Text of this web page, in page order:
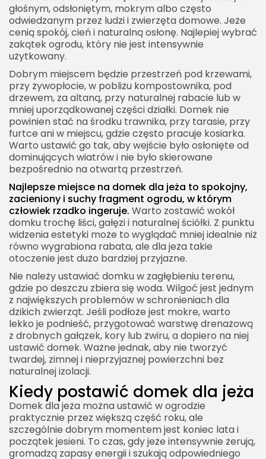
głośnym, odsłoniętym, mokrym albo często
odwiedzanym przez ludzi i zwierzęta domowe. Jeże
cenią spokój, cień i naturalną osłonę. Najlepiej wybrać
zakątek ogrodu, który nie jest intensywnie
użytkowany.
Dobrym miejscem będzie przestrzeń pod krzewami,
przy żywopłocie, w pobliżu kompostownika, pod
drzewem, za altaną, przy naturalnej rabacie lub w
mniej uporządkowanej części działki. Domek nie
powinien stać na środku trawnika, przy tarasie, przy
furtce ani w miejscu, gdzie często pracuje kosiarka.
Warto ustawić go tak, aby wejście było osłonięte od
dominujących wiatrów i nie było skierowane
bezpośrednio na otwartą przestrzeń.
Najlepsze miejsce na domek dla jeża to spokojny,
zacieniony i suchy fragment ogrodu, w którym
człowiek rzadko ingeruje. Warto zostawić wokół
domku trochę liści, gałęzi i naturalnej ściółki. Z punktu
widzenia estetyki może to wyglądać mniej idealnie niż
równo wygrabiona rabata, ale dla jeża takie
otoczenie jest dużo bardziej przyjazne.
Nie należy ustawiać domku w zagłębieniu terenu,
gdzie po deszczu zbiera się woda. Wilgoć jest jednym
z największych problemów w schronieniach dla
dzikich zwierząt. Jeśli podłoże jest mokre, warto
lekko je podnieść, przygotować warstwę drenażową
z drobnych gałązek, kory lub żwiru, a dopiero na niej
ustawić domek. Ważne jednak, aby nie tworzyć
twardej, zimnej i nieprzyjaznej powierzchni bez
naturalnej izolacji.
Kiedy postawić domek dla jeża
Domek dla jeża można ustawić w ogrodzie
praktycznie przez większą część roku, ale
szczególnie dobrym momentem jest koniec lata i
początek jesieni. To czas, gdy jeże intensywnie żerują,
gromadzą zapasy energii i szukają odpowiedniego